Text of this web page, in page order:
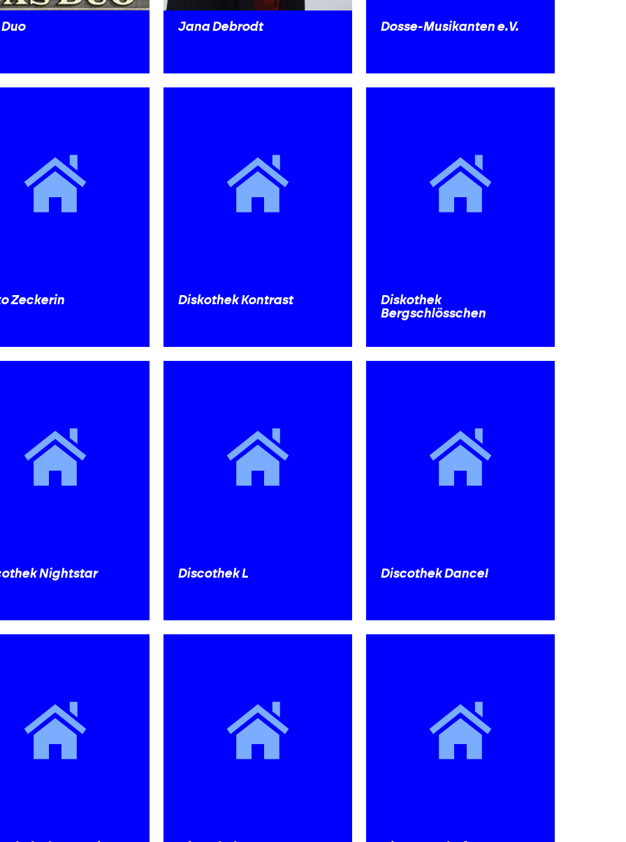
Jana Debrodt Dosse-Musikanten e.V.
Zeckerin Diskothek Kontrast
Diskothek
Bergschlösschen
Nightstar Discothek L Discothek Dance!